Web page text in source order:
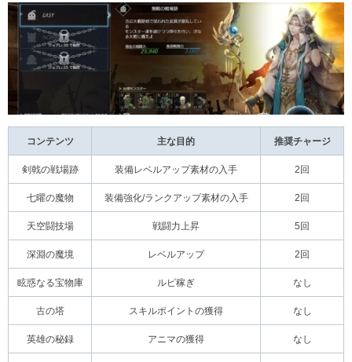
コンテンツ 主な目的 推奨チャージ
剣戟の戦場跡 装備レベルアップ素材の入手 2回
七曜の魔物 装備強化/ランクアップ素材の入手 2回
天空闘技場 戦闘力上昇 5回
深淵の魔境 レベルアップ 2回
眩惑なる宝物庫 ルピ稼ぎ なし
古の塔 スキルポイントの獲得 なし
英雄の秘録 アニマの獲得 なし